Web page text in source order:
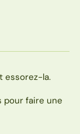
essorez-la.
pour faire une